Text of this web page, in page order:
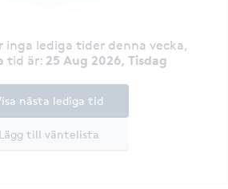
inga lediga tider denna vecka,
tid är: 25 Aug 2026, Tisdag
Lägg till väntelista
nästa lediga tid